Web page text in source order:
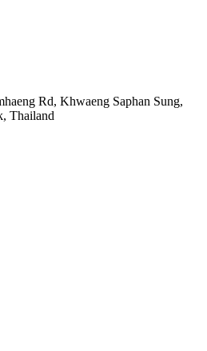
Rd, Khwaeng Saphan Sung,
Thailand